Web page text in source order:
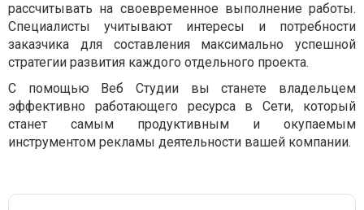
рассчитывать на своевременное выполнение работы.
Специалисты учитывают интересы и потребности
заказчика для составления максимально успешной
стратегии развития каждого отдельного проекта.
С помощью Веб Студии вы станете владельцем
эффективно работающего ресурса в Сети, который
станет самым продуктивным и окупаемым
инструментом рекламы деятельности вашей компании.